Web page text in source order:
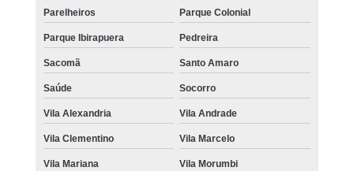
Parelheiros Parque Colonial
Parque Ibirapuera Pedreira
Sacomã Santo Amaro
Saúde Socorro
Vila Alexandria Vila Andrade
Vila Clementino Vila Marcelo
Vila Mariana Vila Morumbi